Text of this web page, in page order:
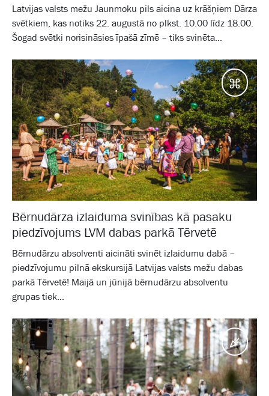
Latvijas valsts mežu Jaunmoku pils aicina uz krāšņiem Dārza
svētkiem, kas notiks 22. augustā no plkst. 10.00 līdz 18.00.
Šogad svētki norisināsies īpašā zīmē – tiks svinēta...
Bērnudārza izlaiduma svinības kā pasaku
piedzīvojums LVM dabas parkā Tērvetē
Bērnudārzu absolventi aicināti svinēt izlaidumu dabā –
piedzīvojumu pilnā ekskursijā Latvijas valsts mežu dabas
parkā Tērvetē! Maijā un jūnijā bērnudārzu absolventu
grupas tiek...